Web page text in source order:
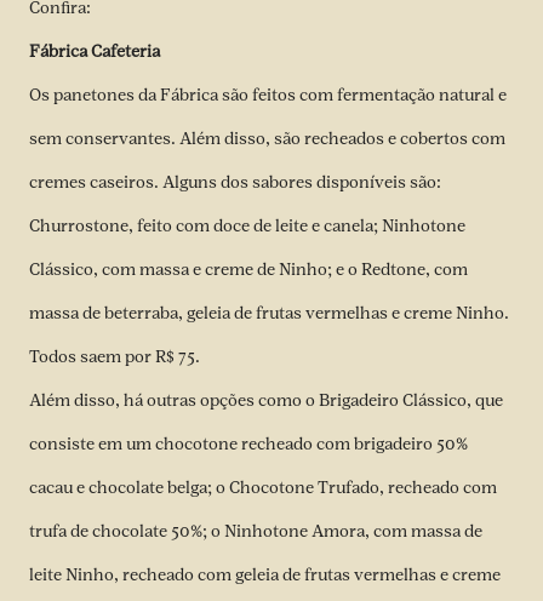
Confira:
Fábrica Cafeteria
Os panetones da Fábrica são feitos com fermentação natural e
sem conservantes. Além disso, são recheados e cobertos com
cremes caseiros. Alguns dos sabores disponíveis são:
Churrostone, feito com doce de leite e canela; Ninhotone
Clássico, com massa e creme de Ninho; e o Redtone, com
massa de beterraba, geleia de frutas vermelhas e creme Ninho.
Todos saem por R$ 75.
Além disso, há outras opções como o Brigadeiro Clássico, que
consiste em um chocotone recheado com brigadeiro 50%
cacau e chocolate belga; o Chocotone Trufado, recheado com
trufa de chocolate 50%; o Ninhotone Amora, com massa de
leite Ninho, recheado com geleia de frutas vermelhas e creme